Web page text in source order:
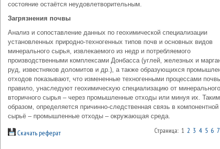
состояние остаётся неудовлетворительным.
Загрязнения почвы
Анализ и сопоставление данных по геохимической специализации
установленных природно-техногенных типов почв и основных видов
минерального сырья, извлекаемого из недр и потребляемого
производственными комплексами Донбасса (углей, железных и
руд, известняков доломитов и др.), а также образующихся
отходов показывают, что измененные техногенными процессами
правило, унаследуют геохимическую специализацию от
вторичного сырья – через промышленные отходы или минуя их. Таким
образом, определяется причинно-следственная связь в
сырьё – промышленные отходы – окружающая среда.
Скачать реферат Страница: 1 2 3 4 5 6 7